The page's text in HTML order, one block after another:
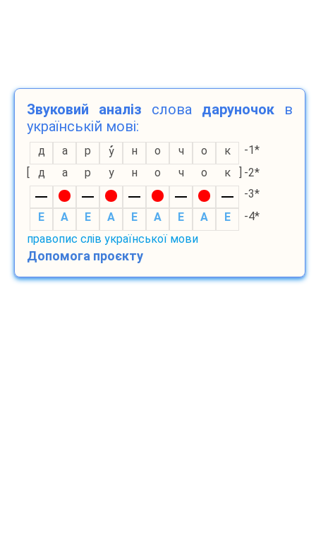
Звуковий аналіз слова даруночок в
українській мові:
д а р у н о ч о к
-1*
[
д а р у н о ч о к ] -2*
-3*
E
A E A E A E A E
-4*
правопис слів української мови
Допомога проєкту